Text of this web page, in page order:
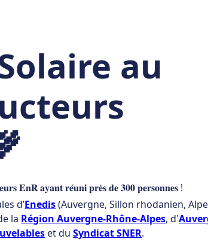
au
𝐄𝐧𝐑 𝐚𝐲𝐚𝐧𝐭 𝐫𝐞́𝐮𝐧𝐢 𝐩𝐫𝐞̀𝐬 𝐝𝐞 𝟑𝟎𝟎 𝐩𝐞𝐫𝐬𝐨𝐧𝐧𝐞𝐬 !
d’Enedis(Auvergne, Sillon rhodanien,
la Région Auvergne-Rhône-Alpes, d'
et duSyndicat SNER.